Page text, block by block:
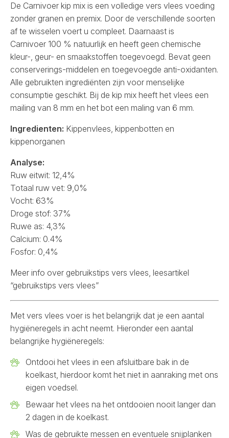
De Carnivoer kip mix is een volledige vers vlees voeding
zonder granen en premix. Door de verschillende soorten
af te wisselen voert u compleet. Daarnaast is
Carnivoer 100 % natuurlijk en heeft geen chemische
kleur-, geur- en smaakstoffen toegevoegd. Bevat geen
conserverings-middelen en toegevoegde anti-oxidanten.
Alle gebruikten ingrediënten zijn voor menselijke
consumptie geschikt. Bij de kip mix heeft het vlees een
mailing van 8 mm en het bot een maling van 6 mm.
Ingredienten: Kippenvlees, kippenbotten en
kippenorganen
Analyse:
Ruw eitwit: 12,4%
Totaal ruw vet: 9,0%
Vocht: 63%
Droge stof: 37%
Ruwe as: 4,3%
Calcium: 0.4%
Fosfor: 0,4%
Meer info over gebruikstips vers vlees, leesartikel
“gebruikstips vers vlees”
Met vers vlees voer is het belangrijk dat je een aantal
hygiëneregels in acht neemt. Hieronder een aantal
belangrijke hygiëneregels:
Ontdooi het vlees in een afsluitbare bak in de
koelkast, hierdoor komt het niet in aanraking met ons
eigen voedsel.
Bewaar het vlees na het ontdooien nooit langer dan
2 dagen in de koelkast.
Was de gebruikte messen en eventuele snijplanken